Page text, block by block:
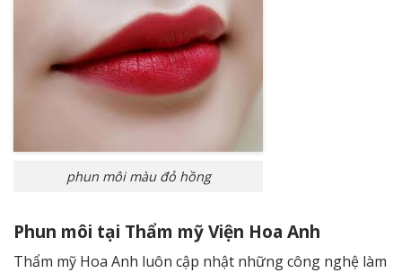
phun môi màu đỏ hồng
Phun môi tại Thẩm mỹ Viện Hoa Anh
Thẩm mỹ Hoa Anh luôn cập nhật những công nghệ làm